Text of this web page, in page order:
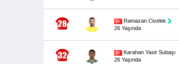
Ramazan Civelek
26 Yaşında
Karahan Yasir Subaşı
26 Yaşında